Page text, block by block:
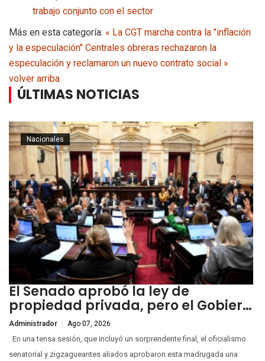
trabajo conjunto con el sector
Más en esta categoría: « La CGT marcha contra la "inflación
y la especulación" Centrales obreras rechazaron la
especulación y reclamaron un nuevo contrato social »
volver arriba
ÚLTIMAS NOTICIAS
El Senado aprobó la ley de
propiedad privada, pero el Gobier…
Administrador Ago 07, 2026
Nacionales
En una tensa sesión, que incluyó un sorprendente final, el oficialismo
senatorial y zigzagueantes aliados aprobaron esta madrugada una